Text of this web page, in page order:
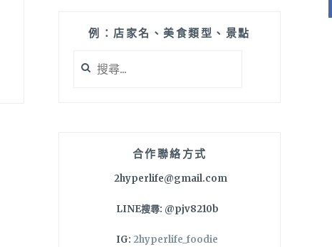
例：店家名、美食類型、景點
尋
合作聯絡方式
2hyperlife@gmail.com
LINE搜尋: @pjv8210b
IG: 2hyperlife_foodie